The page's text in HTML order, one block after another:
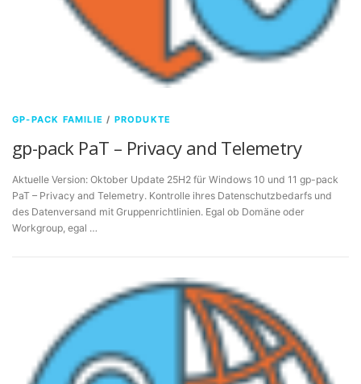
GP-PACK FAMILIE / PRODUKTE
gp-pack PaT – Privacy and Telemetry
Aktuelle Version: Oktober Update 25H2 für Windows 10 und 11 gp-pack
PaT – Privacy and Telemetry. Kontrolle ihres Datenschutzbedarfs und
des Datenversand mit Gruppenrichtlinien. Egal ob Domäne oder
Workgroup, egal …